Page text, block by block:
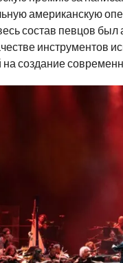
американскую
состав певцов
инструментов
создание